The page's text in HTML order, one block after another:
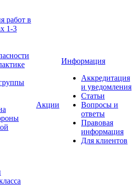
работ в
1-3
Акции
Информация
Аккредитация
и уведомления
Статьи
Вопросы и
ответы
Правовая
информация
Для клиентов